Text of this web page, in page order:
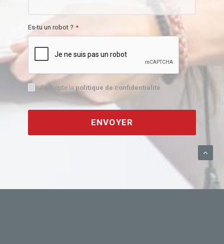
Es-tu un robot ? *
J'accepte lapolitique de confidentialité
ENVOYER